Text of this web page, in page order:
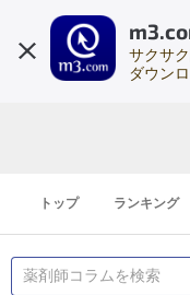
サクサ
ダウン
トップ ランキング